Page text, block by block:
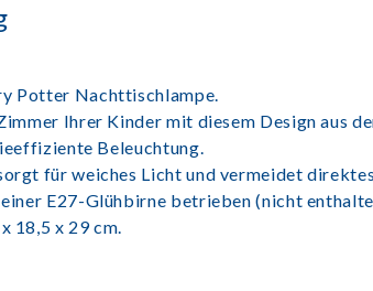
Potter Nachttischlampe.
Ihrer Kinder mit diesem Design aus
Beleuchtung.
für weiches Licht und vermeidet
E27-Glühbirne betrieben (nicht
18,5 x 29 cm.